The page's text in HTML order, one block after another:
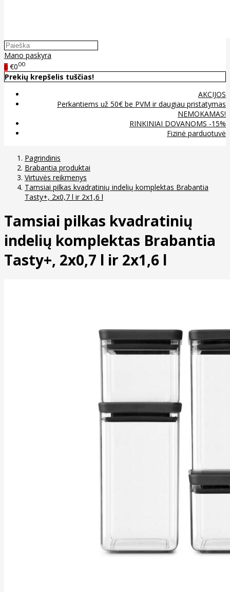
Mano paskyra
0 €000
Prekių krepšelis tuščias!
AKCIJOS
Perkantiems už 50€ be PVM ir daugiau pristatymas
NEMOKAMAS!
RINKINIAI DOVANOMS -15%
Fizinė parduotuvė
Pagrindinis
Brabantia produktai
Virtuvės reikmenys
Tamsiai pilkas kvadratinių indelių komplektas Brabantia
Tasty+, 2x0,7 l ir 2x1,6 l
Tamsiai pilkas kvadratinių
indelių komplektas Brabantia
Tasty+, 2x0,7 l ir 2x1,6 l